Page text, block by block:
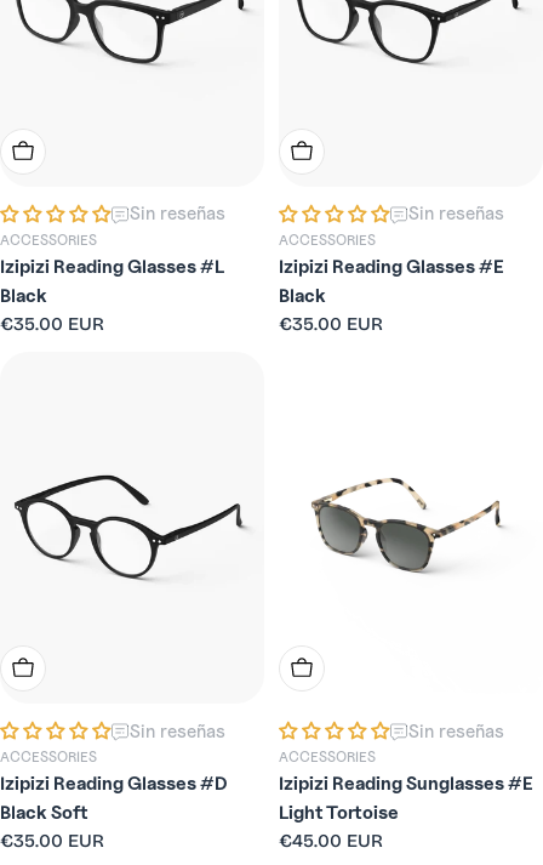
Elige Opciones
Sin reseñas
ACCESSORIES
Izipizi Reading Glasses #L
Black
Precio
€35.00 EUR
Elige Opciones
Sin reseñas
ACCESSORIES
Izipizi Reading Glasses #E
Black
Precio
€35.00 EUR
Elige Opciones
Sin reseñas
ACCESSORIES
Izipizi Reading Glasses #D
Black Soft
Precio
€35.00 EUR
Elige Opciones
Sin reseñas
ACCESSORIES
Izipizi Reading Sunglasses #E
Light Tortoise
Precio
€45.00 EUR